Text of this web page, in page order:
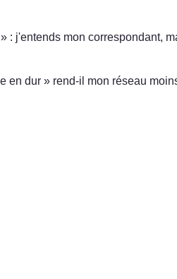
: j'entends mon correspondant,
en dur » rend-il mon réseau